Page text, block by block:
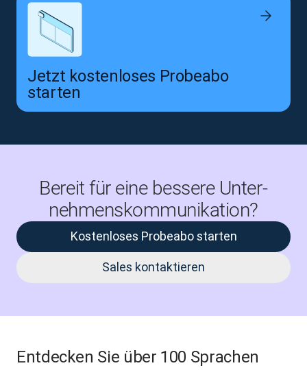
Jetzt kostenloses Probeabo
starten
Bereit für eine bessere Unter­
nehmens­kommu­nikation?
Kostenloses Probeabo starten
Sales kontaktieren
Entdecken Sie über 100 Sprachen